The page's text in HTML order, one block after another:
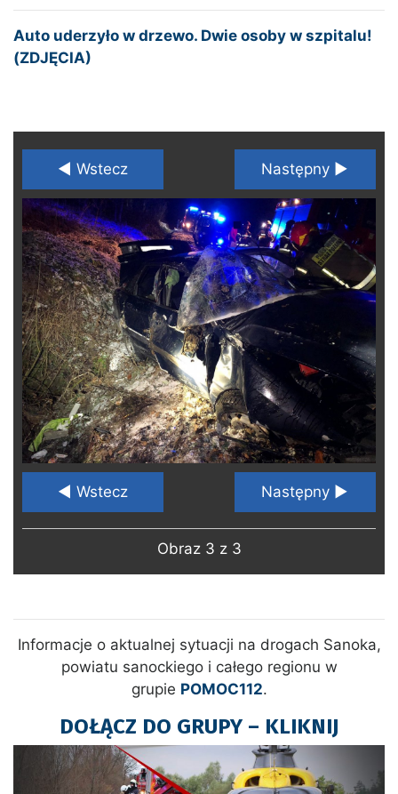
Auto uderzyło w drzewo. Dwie osoby w szpitalu!
(ZDJĘCIA)
◄ Wstecz Następny ►
◄ Wstecz Następny ►
Obraz 3 z 3
Informacje o aktualnej sytuacji na drogach Sanoka,
powiatu sanockiego i całego regionu w
grupie POMOC112.
DOŁĄCZ DO GRUPY – KLIKNIJ